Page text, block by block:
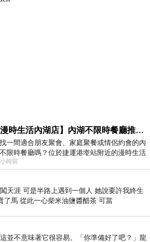
【漫時生活內湖店】內湖不限時餐廳推薦｜捷運港墘站美食，聚餐、約會、家庭聚會首選，正餐甜點一次滿足
一間適合朋友聚會、家庭聚餐或情侶約會的內
限時餐廳嗎？位於捷運港墘站附近的漫時生活
店，從捷運站步行約4分鐘即可抵
時前
天涯 可是半路上遇到一個人 她說要許我終生
了馬 從此一心柴米油鹽醬醋茶 可當
並不意味著它很容易。「你準備好了吧？」龍